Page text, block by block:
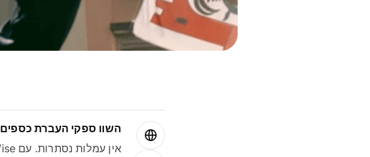
השוו ספקי העברת כספים
אין עמלות נסתרות. עם Wise תמיד תקבלו את